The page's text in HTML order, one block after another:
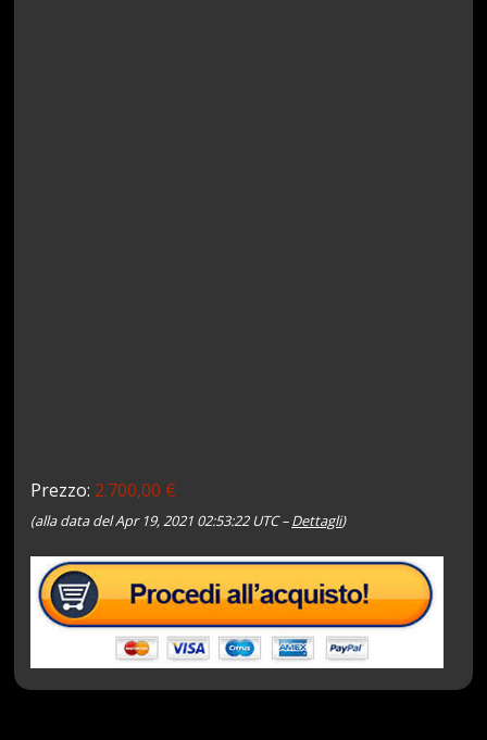
Prezzo: 2.700,00 €
(alla data del Apr 19, 2021 02:53:22 UTC –Dettagli)